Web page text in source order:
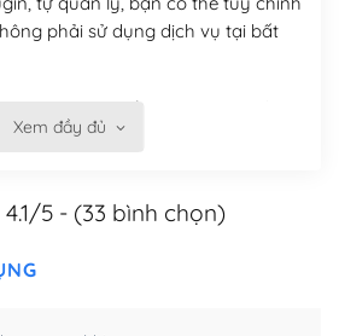
phải sử dụng dịch vụ tại bất
Xem đầy đủ
4.1/5 - (33 bình chọn)